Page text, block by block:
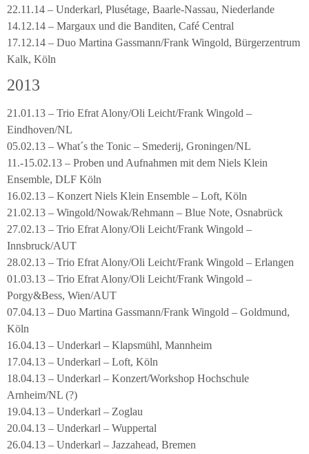
22.11.14 – Underkarl, Plusétage, Baarle-Nassau, Niederlande
14.12.14 – Margaux und die Banditen, Café Central
17.12.14 – Duo Martina Gassmann/Frank Wingold, Bürgerzentrum
Kalk, Köln
2013
21.01.13 – Trio Efrat Alony/Oli Leicht/Frank Wingold –
Eindhoven/NL
05.02.13 – What´s the Tonic – Smederij, Groningen/NL
11.-15.02.13 – Proben und Aufnahmen mit dem Niels Klein
Ensemble, DLF Köln
16.02.13 – Konzert Niels Klein Ensemble – Loft, Köln
21.02.13 – Wingold/Nowak/Rehmann – Blue Note, Osnabrück
27.02.13 – Trio Efrat Alony/Oli Leicht/Frank Wingold –
Innsbruck/AUT
28.02.13 – Trio Efrat Alony/Oli Leicht/Frank Wingold – Erlangen
01.03.13 – Trio Efrat Alony/Oli Leicht/Frank Wingold –
Porgy&Bess, Wien/AUT
07.04.13 – Duo Martina Gassmann/Frank Wingold – Goldmund,
Köln
16.04.13 – Underkarl – Klapsmühl, Mannheim
17.04.13 – Underkarl – Loft, Köln
18.04.13 – Underkarl – Konzert/Workshop Hochschule
Arnheim/NL (?)
19.04.13 – Underkarl – Zoglau
20.04.13 – Underkarl – Wuppertal
26.04.13 – Underkarl – Jazzahead, Bremen